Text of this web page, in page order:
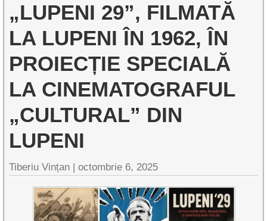
„LUPENI 29”, FILMATĂ
LA LUPENI ÎN 1962, ÎN
PROIECȚIE SPECIALĂ
LA CINEMATOGRAFUL
„CULTURAL” DIN
LUPENI
Tiberiu Vințan |octombrie 6, 2025